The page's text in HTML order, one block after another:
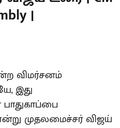
|
விமர்சனம்
இது
முதலமைச்சர் விஜய்